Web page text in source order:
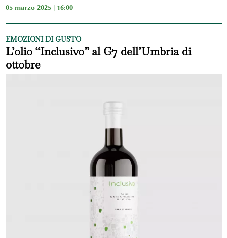
05 marzo 2025 | 16:00
EMOZIONI DI GUSTO
L’olio “Inclusivo” al G7 dell’Umbria di
ottobre